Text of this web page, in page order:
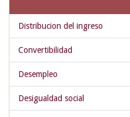
Distribucion del ingreso
Convertibilidad
Desempleo
Desigualdad social